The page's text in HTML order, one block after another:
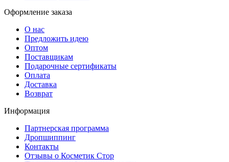
Оформление заказа
О нас
Предложить идею
Оптом
Поставщикам
Подарочные сертификаты
Оплата
Доставка
Возврат
Информация
Партнерская программа
Дропшиппинг
Контакты
Отзывы о Косметик Стор